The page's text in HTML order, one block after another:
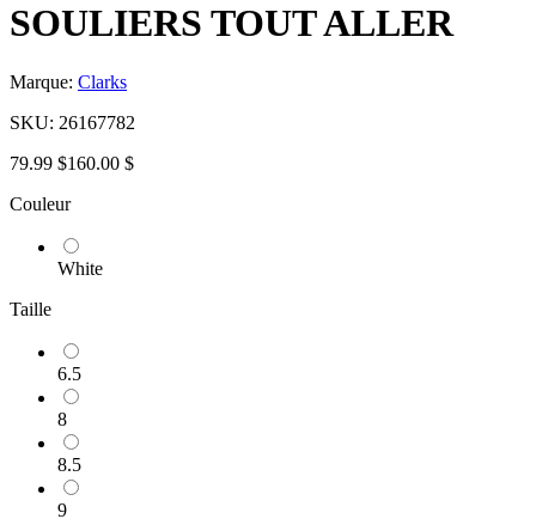
SOULIERS TOUT ALLER
Marque: Clarks
SKU: 26167782
79.99 $160.00 $
Couleur
White
Taille
6.5
8
8.5
9